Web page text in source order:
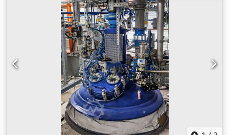
Hastelloy Omrörare: Dubbelspiralomrörare
(skruvomrörare) för högviskösa produkter (se bilder) Total
volym: 965 liter Värmes medelst halv-rörspiral Total volym
halv-rörspiral: 27 liter Dsdpfx Ajyf A Sfeciswa Drifttryck
invändigt: -1/+2 bar Drifttryck på halv-rörspiral: -1/+8 bar
Drifttemperatur: 0/+140 °C Provtryck invändigt: 4,3 bar
Provtryck på halv-rörspiral: 12,9 bar Tomvikt: 1400 kg
Dubbelspiralomrörare inkl. instrumentering, armaturer
Hydraulsystem för sänkning av torken Kondensor 2,0 m2
HC22 (rörbuntvärmeväxlare) Styrning Tekniska detaljer
tillhandahålls gärna på begäran. Kontakta oss även för en
skriftlig offert. Demontering, förpackning och lastning på